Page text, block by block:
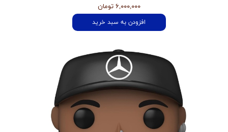
۶,۰۰۰,۰۰۰ تومان
افزودن به سبد خرید